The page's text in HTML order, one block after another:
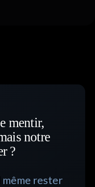
mentir,
notre
?
même rester